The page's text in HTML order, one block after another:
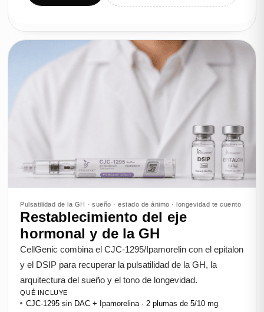
Pulsatilidad de la GH · sueño · estado de ánimo · longevidad te cuento
Restablecimiento del eje
hormonal y de la GH
CellGenic combina el CJC-1295/Ipamorelin con el epitalon
y el DSIP para recuperar la pulsatilidad de la GH, la
arquitectura del sueño y el tono de longevidad.
QUÉ INCLUYE
CJC-1295 sin DAC + Ipamorelina · 2 plumas de 5/10 mg